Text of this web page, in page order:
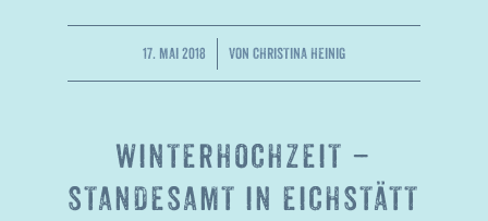
17. MAI 2018
/ VON CHRISTINA HEINIG
WINTERHOCHZEIT –
STANDESAMT IN EICHSTÄTT